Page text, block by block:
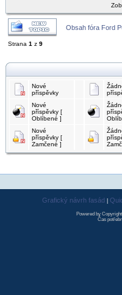
Obsah fóra Ford
Strana 1 z 9
Nové
příspěvky
Nové
příspěvky [
Oblíbené ]
Nové
příspěvky [
Zamčené ]
Grafický návrh fasád
Powered by
Čas